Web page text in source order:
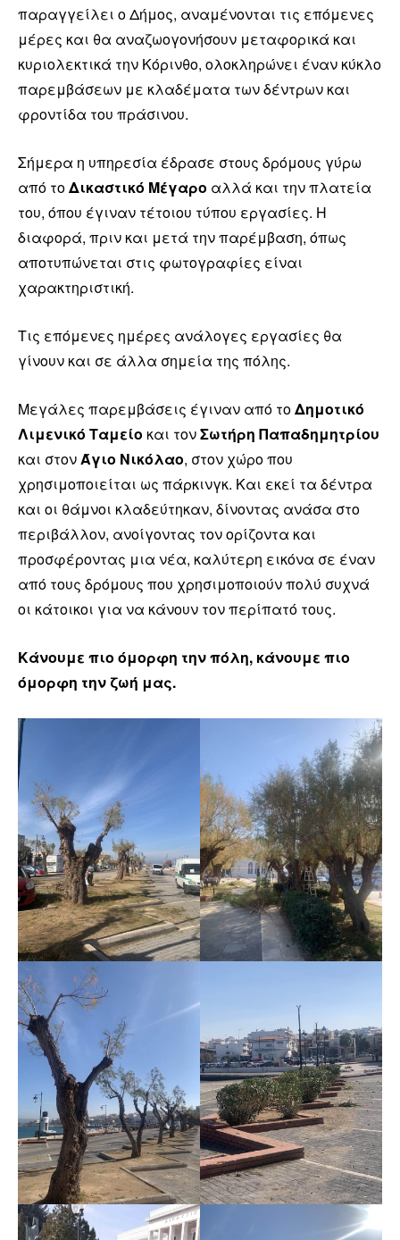
παραγγείλει ο Δήμος, αναμένονται τις επόμενες
μέρες και θα αναζωογονήσουν μεταφορικά και
κυριολεκτικά την Κόρινθο, ολοκληρώνει έναν κύκλο
παρεμβάσεων με κλαδέματα των δέντρων και
φροντίδα του πράσινου.
Σήμερα η υπηρεσία έδρασε στους δρόμους γύρω
από τοΔικαστικό Μέγαρο αλλά και την πλατεία
του, όπου έγιναν τέτοιου τύπου εργασίες. Η
διαφορά, πριν και μετά την παρέμβαση, όπως
αποτυπώνεται στις φωτογραφίες είναι
χαρακτηριστική.
Τις επόμενες ημέρες ανάλογες εργασίες θα
γίνουν και σε άλλα σημεία της πόλης.
Μεγάλες παρεμβάσεις έγιναν από τοΔημοτικό
Λιμενικό Ταμείο και τονΣωτήρη Παπαδημητρίου
και στονΆγιο Νικόλαο, στον χώρο που
χρησιμοποιείται ως πάρκινγκ. Και εκεί τα δέντρα
και οι θάμνοι κλαδεύτηκαν, δίνοντας ανάσα στο
περιβάλλον, ανοίγοντας τον ορίζοντα και
προσφέροντας μια νέα, καλύτερη εικόνα σε έναν
από τους δρόμους που χρησιμοποιούν πολύ συχνά
οι κάτοικοι για να κάνουν τον περίπατό τους.
Κάνουμε πιο όμορφη την πόλη, κάνουμε πιο
όμορφη την ζωή μας.